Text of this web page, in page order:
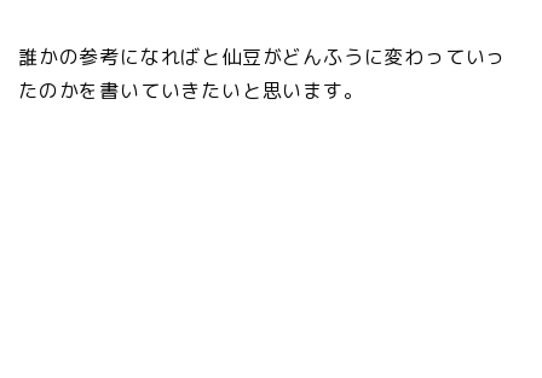
誰かの参考になればと仙豆がどんふうに変わっていっ
たのかを書いていきたいと思います。